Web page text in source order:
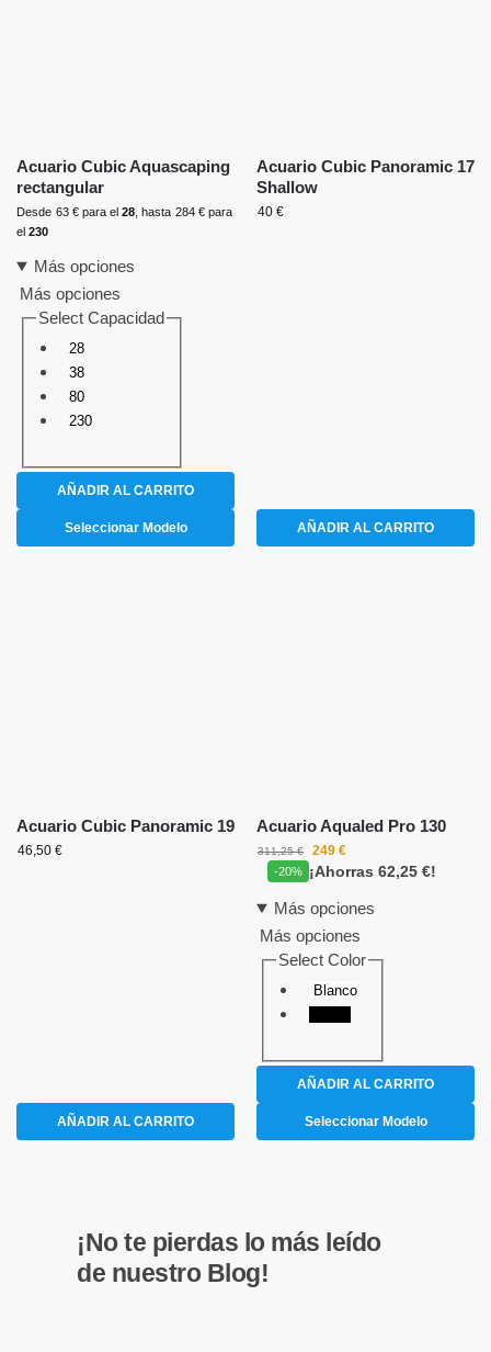
Acuario Cubic Aquascaping
rectangular
Desde 63 € para el 28 , hasta 284 € para
el 230
Más opciones
Más opciones
Select Capacidad
28
38
80
230
AÑADIR AL CARRITO
Seleccionar Modelo
Acuario Cubic Panoramic 17
Shallow
40 €
AÑADIR AL CARRITO
Acuario Cubic Panoramic 19
46,50 €
AÑADIR AL CARRITO
Acuario Aqualed Pro 130
311,25€ 249 €
-20% ¡Ahorras 62,25 €!
Más opciones
Más opciones
Select Color
Blanco
AÑADIR AL CARRITO
Seleccionar Modelo
¡No te pierdas lo más leído
de nuestro Blog!